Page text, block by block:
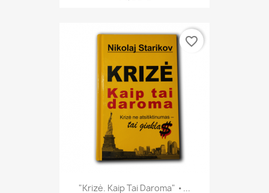
"Krizė. Kaip Tai Daroma" •...
favorite_border